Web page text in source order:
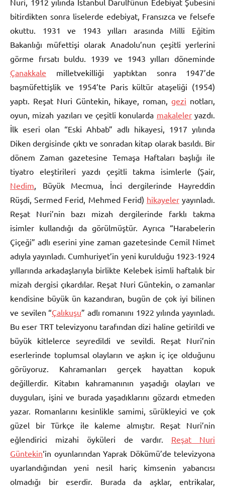
bitirdikten sonra liselerde edebiyat, Fransızca ve felsefe
okuttu. 1931 ve 1943 yılları arasında Milli Eğitim
Bakanlığı müfettişi olarak Anadolu’nun çeşitli yerlerini
görme fırsatı buldu. 1939 ve 1943 yılları döneminde
Çanakkale milletvekilliği yaptıktan sonra 1947’de
başmüfettişlik ve 1954’te Paris kültür ataşeliği (1954)
yaptı. Reşat Nuri Güntekin, hikaye, roman, gezi notları,
oyun, mizah yazıları ve çeşitli konularda makaleleryazdı.
İlk eseri olan “Eski Ahbab” adlı hikayesi, 1917 yılında
Diken dergisinde çıktı ve sonradan kitap olarak basıldı. Bir
dönem Zaman gazetesine Temaşa Haftaları başlığı ile
tiyatro eleştirileri yazdı çeşitli takma isimlerle (Şair,
Nedim , Büyük Mecmua, İnci dergilerinde Hayreddin
Rüşdi, Sermed Ferid, Mehmed Ferid) hikayeleryayınladı.
Reşat Nuri’nin bazı mizah dergilerinde farklı takma
isimler kullandığı da görülmüştür. Ayrıca “Harabelerin
Çiçeği” adlı eserini yine zaman gazetesinde Cemil Nimet
adıyla yayınladı. Cumhuriyet’in yeni kurulduğu 1923-1924
yıllarında arkadaşlarıyla birlikte Kelebek isimli haftalık bir
mizah dergisi çıkardılar. Reşat Nuri Güntekin, o zamanlar
kendisine büyük ün kazandıran, bugün de çok iyi bilinen
ve sevilen “Çalıkuşu” adlı romanını 1922 yılında yayınladı.
Bu eser TRT televizyonu tarafından dizi haline getirildi ve
büyük kitlelerce seyredildi ve sevildi. Reşat Nuri’nin
eserlerinde toplumsal olayların ve aşkın iç içe olduğunu
görüyoruz. Kahramanları gerçek hayattan kopuk
değillerdir. Kitabın kahramanının yaşadığı olayları ve
duyguları, işini ve burada yaşadıklarını gözardı etmeden
yazar. Romanlarını kesinlikle samimi, sürükleyici ve çok
güzel bir Türkçe ile kaleme almıştır. Reşat Nuri’nin
eğlendirici mizahi öyküleri de vardır. Reşat Nuri
Güntekin‘in oyunlarından Yaprak Dökümü’de televizyona
uyarlandığından yeni nesil hariç kimsenin yabancısı
olmadığı bir eserdir. Burada da aşklar, entrikalar,